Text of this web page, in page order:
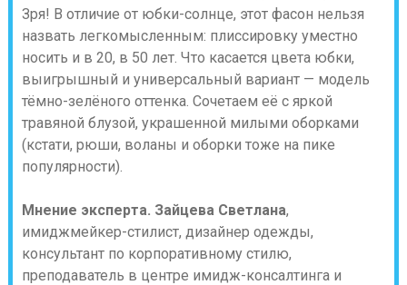
Зря! В отличие от юбки-солнце, этот фасон нельзя
назвать легкомысленным: плиссировку уместно
носить и в 20, в 50 лет. Что касается цвета юбки,
выигрышный и универсальный вариант — модель
тёмно-зелёного оттенка. Сочетаем её с яркой
травяной блузой, украшенной милыми оборками
(кстати, рюши, воланы и оборки тоже на пике
популярности).
Мнение эксперта. Зайцева Светлана,
имиджмейкер-стилист, дизайнер одежды,
консультант по корпоративному стилю,
преподаватель в центре имидж-консалтинга и